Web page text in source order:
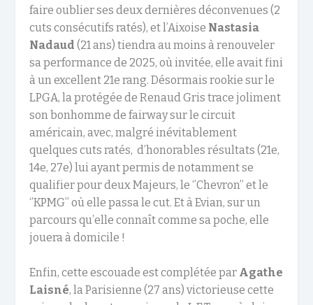
faire oublier ses deux dernières déconvenues (2
cuts consécutifs ratés), et l’Aixoise Nastasia
Nadaud (21 ans) tiendra au moins à renouveler
sa performance de 2025, où invitée, elle avait fini
à un excellent 21e rang. Désormais rookie sur le
LPGA, la protégée de Renaud Gris trace joliment
son bonhomme de fairway sur le circuit
américain, avec, malgré inévitablement
quelques cuts ratés, d’honorables résultats (21e,
14e, 27e) lui ayant permis de notamment se
qualifier pour deux Majeurs, le ‘’Chevron’’ et le
‘’KPMG’’ où elle passa le cut. Et à Evian, sur un
parcours qu’elle connaît comme sa poche, elle
jouera à domicile !
Enfin, cette escouade est complétée par Agathe
Laisné, la Parisienne (27 ans) victorieuse cette